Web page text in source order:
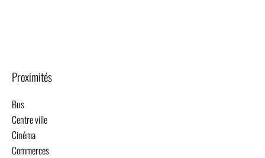
Proximités
Bus
Centre ville
Cinéma
Commerces